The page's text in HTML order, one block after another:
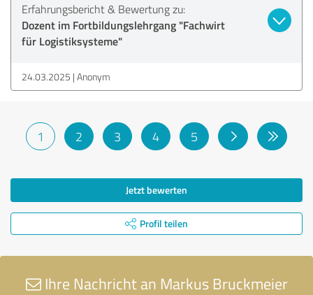
Erfahrungsbericht & Bewertung zu:
Dozent im Fortbildungslehrgang "Fachwirt
für Logistiksysteme"
24.03.2025 Anonym
1 2 3 4 5
Jetzt bewerten
Profil teilen
Ihre Nachricht an Markus Bruckmeier